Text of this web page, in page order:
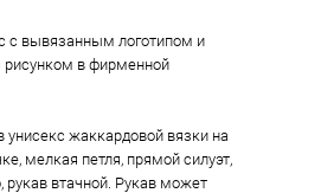
с вывязанным логотипом и
в фирменной
унисекс жаккардовой вязки на
мелкая петля, прямой силуэт,
рукав втачной. Рукав может